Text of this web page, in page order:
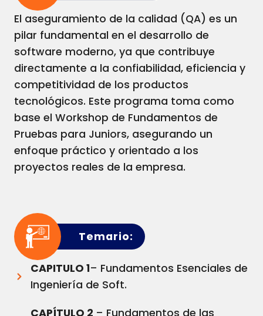
El aseguramiento de la calidad (QA) es un
pilar fundamental en el desarrollo de
software moderno, ya que contribuye
directamente a la confiabilidad, eficiencia y
competitividad de los productos
tecnológicos. Este programa toma como
base el Workshop de Fundamentos de
Pruebas para Juniors, asegurando un
enfoque práctico y orientado a los
proyectos reales de la empresa.
Temario:
CAPITULO 1– Fundamentos Esenciales de
Ingeniería de Soft.
CAPÍTULO 2 – Fundamentos de las